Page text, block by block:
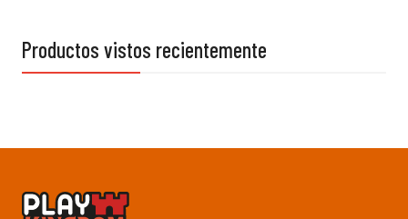
Productos vistos recientemente